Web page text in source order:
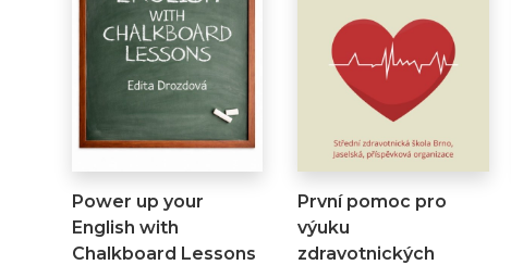
Power up your
English with
Chalkboard Lessons
První pomoc pro
výuku
zdravotnických